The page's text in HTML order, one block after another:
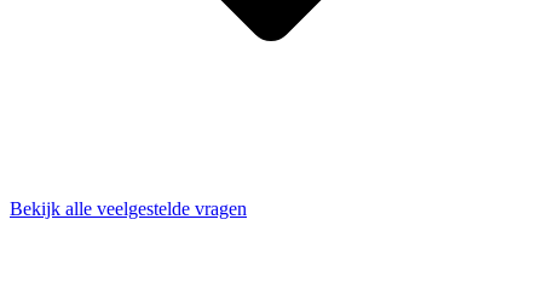
Bekijk alle veelgestelde vragen